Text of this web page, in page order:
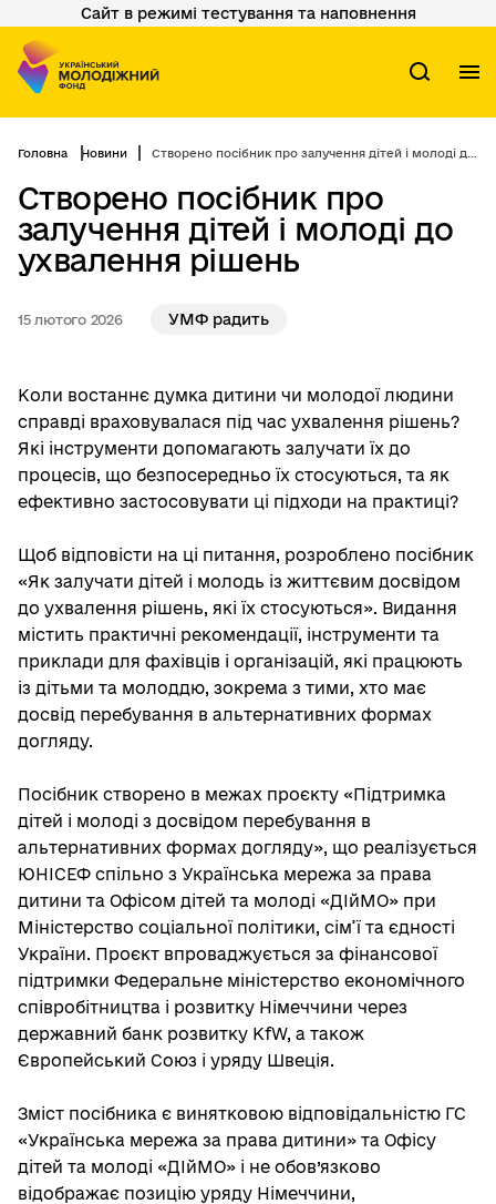
Перейти
до
основного
вмісту
Сайт в режимі тестування та наповнення
Пошук
Головна Новини Створено посібник про залучення дітей і молоді до ухвалення рішень
Створено посібник про
залучення дітей і молоді до
ухвалення рішень
15 лютого 2026 УМФ радить
Коли востаннє думка дитини чи молодої людини
справді враховувалася під час ухвалення рішень?
Які інструменти допомагають залучати їх до
процесів, що безпосередньо їх стосуються, та як
ефективно застосовувати ці підходи на практиці?
Щоб відповісти на ці питання, розроблено посібник
«Як залучати дітей і молодь із життєвим досвідом
до ухвалення рішень, які їх стосуються». Видання
містить практичні рекомендації, інструменти та
приклади для фахівців і організацій, які працюють
із дітьми та молоддю, зокрема з тими, хто має
досвід перебування в альтернативних формах
догляду.
Посібник створено в межах проєкту «Підтримка
дітей і молоді з досвідом перебування в
альтернативних формах догляду», що реалізується
ЮНІСЕФ спільно з Українська мережа за права
дитини та Офісом дітей та молоді «ДІйМО» при
Міністерство соціальної політики, сім’ї та єдності
України. Проєкт впроваджується за фінансової
підтримки Федеральне міністерство економічного
співробітництва і розвитку Німеччини через
державний банк розвитку KfW, а також
Європейський Союз і уряду Швеція.
Зміст посібника є винятковою відповідальністю ГС
«Українська мережа за права дитини» та Офісу
дітей та молоді «ДІйМО» і не обов’язково
відображає позицію уряду Німеччини,